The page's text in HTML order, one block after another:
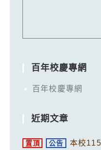
百年校慶專網
百年校慶專網
近期文章
置頂 公告
本校